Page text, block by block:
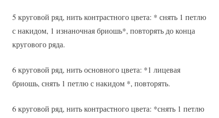
5 круговой ряд, нить контрастного цвета: * снять 1 петлю
с накидом, 1 изнаночная бриошь*, повторять до конца
кругового ряда.
6 круговой ряд, нить основного цвета: *1 лицевая
бриошь, снять 1 петлю с накидом *, повторять.
6 круговой ряд, нить контрастного цвета: *снять 1 петлю